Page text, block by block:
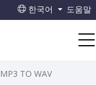
한국어 도움말
MP3 TO WAV